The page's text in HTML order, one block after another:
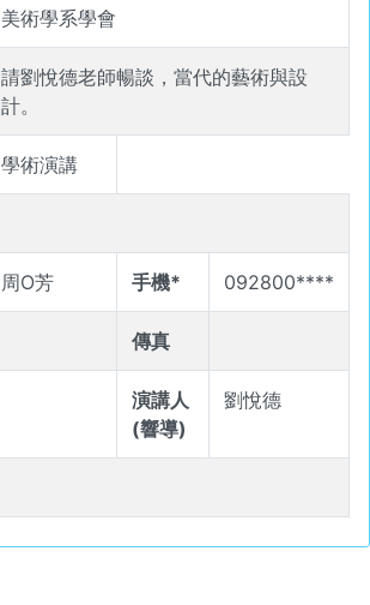
美術學系學會
請劉悅德老師暢談，當代的藝術與設
計。
學術演講
周O芳 手機* 092800****
傳真
演講人
(響導)
劉悅德